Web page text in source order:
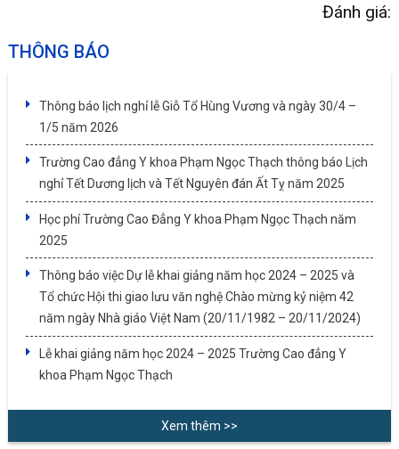
Đánh giá:
THÔNG BÁO
Thông báo lịch nghỉ lễ Giỗ Tổ Hùng Vương và ngày 30/4 –
1/5 năm 2026
Trường Cao đẳng Y khoa Phạm Ngọc Thạch thông báo Lịch
nghỉ Tết Dương lịch và Tết Nguyên đán Ất Tỵ năm 2025
Học phí Trường Cao Đẳng Y khoa Phạm Ngọc Thạch năm
2025
Thông báo việc Dự lễ khai giảng năm học 2024 – 2025 và
Tổ chức Hội thi giao lưu văn nghệ Chào mừng kỷ niệm 42
năm ngày Nhà giáo Việt Nam (20/11/1982 – 20/11/2024)
Lễ khai giảng năm học 2024 – 2025 Trường Cao đẳng Y
khoa Phạm Ngọc Thạch
Xem thêm >>